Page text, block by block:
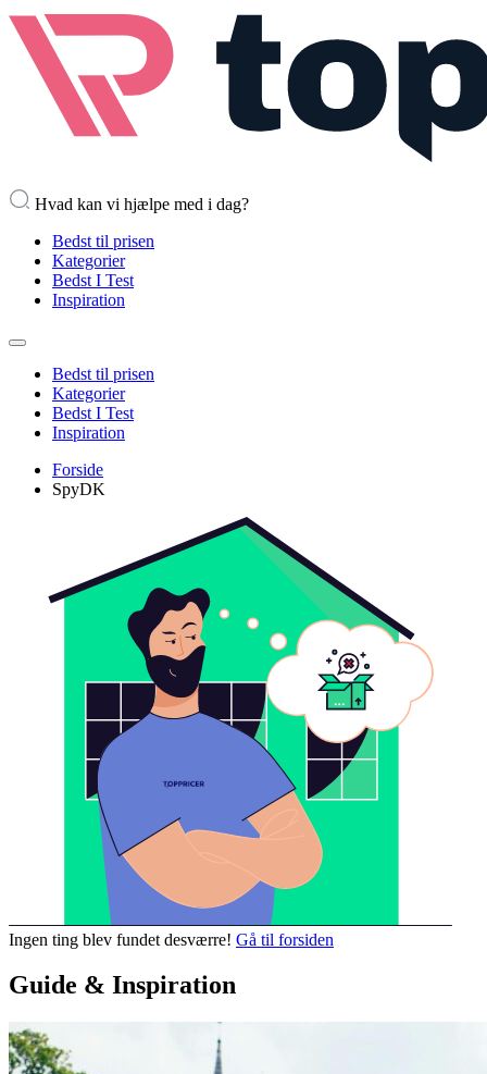
Hvad kan vi hjælpe med i dag?
Bedst til prisen
Kategorier
Bedst I Test
Inspiration
Bedst til prisen
Kategorier
Bedst I Test
Inspiration
Forside
SpyDK
Ingen ting blev fundet desværre! Gå til forsiden
Guide & Inspiration